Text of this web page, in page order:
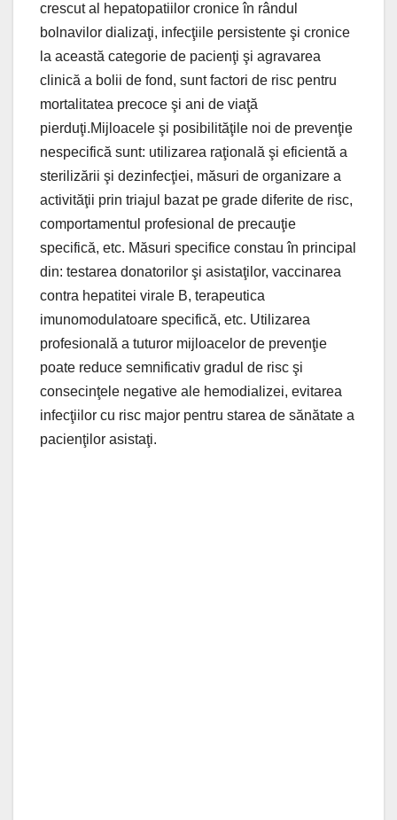
crescut al hepatopatiilor cronice în rândul
bolnavilor dializaţi, infecţiile persistente şi cronice
la această categorie de pacienţi şi agravarea
clinică a bolii de fond, sunt factori de risc pentru
mortalitatea precoce şi ani de viaţă
pierduţi.Mijloacele şi posibilităţile noi de prevenţie
nespecifică sunt: utilizarea raţională şi eficientă a
sterilizării şi dezinfecţiei, măsuri de organizare a
activităţii prin triajul bazat pe grade diferite de risc,
comportamentul profesional de precauţie
specifică, etc. Măsuri specifice constau în principal
din: testarea donatorilor şi asistaţilor, vaccinarea
contra hepatitei virale B, terapeutica
imunomodulatoare specifică, etc. Utilizarea
profesională a tuturor mijloacelor de prevenţie
poate reduce semnificativ gradul de risc şi
consecinţele negative ale hemodializei, evitarea
infecţiilor cu risc major pentru starea de sănătate a
pacienţilor asistaţi.